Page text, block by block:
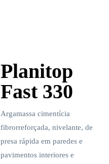
Planitop
Fast 330
Argamassa cimentícia
fibrorreforçada, nivelante, de
presa rápida em paredes e
pavimentos interiores e